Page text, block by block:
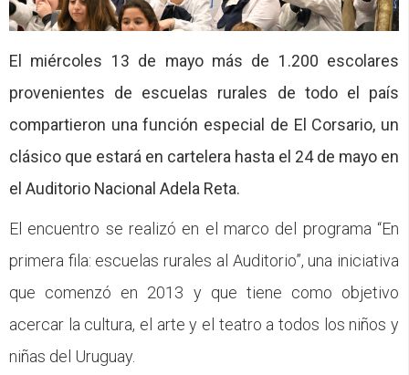
CFP
Noticias
El miércoles 13 de mayo más de 1.200 escolares
provenientes de escuelas rurales de todo el país
compartieron una función especial de El Corsario, un
clásico que estará en cartelera hasta el 24 de mayo en
el Auditorio Nacional Adela Reta.
El encuentro se realizó en el marco del programa “En
primera fila: escuelas rurales al Auditorio”, una iniciativa
que comenzó en 2013 y que tiene como objetivo
acercar la cultura, el arte y el teatro a todos los niños y
niñas del Uruguay.